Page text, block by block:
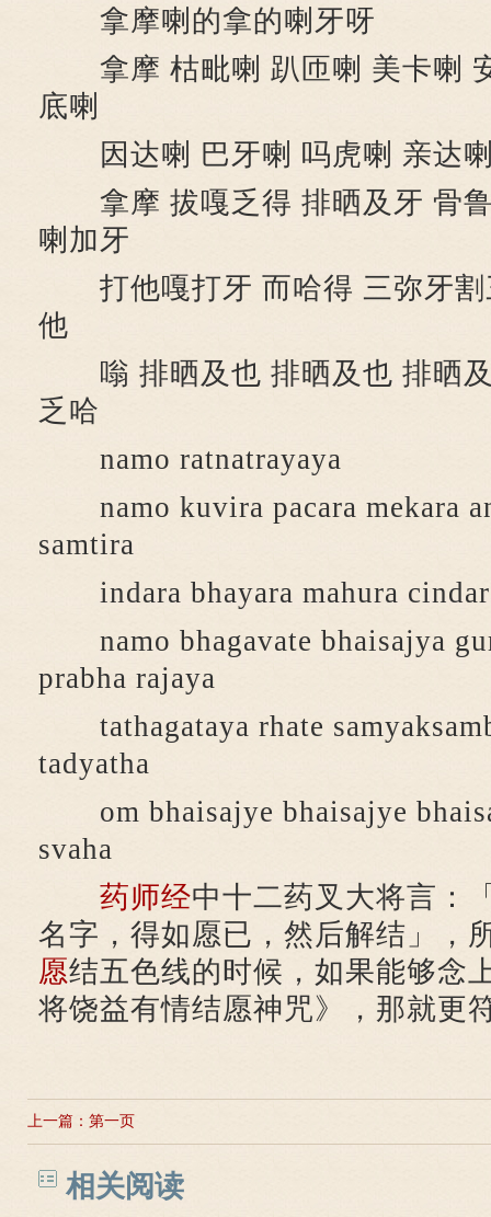
拿摩喇的拿的喇牙呀
拿摩 枯毗喇 趴匝喇 美卡喇
底喇
因达喇 巴牙喇 吗虎喇 亲达喇
拿摩 拔嘎乏得 排晒及牙 骨鲁
喇加牙
打他嘎打牙 而哈得 三弥牙割
他
嗡 排晒及也 排晒及也 排晒及
乏哈
namo ratnatrayaya
namo kuvira pacara mekara
samtira
indara bhayara mahura
namo bhagavate bhaisajya
prabha rajaya
tathagataya rhate
tadyatha
om bhaisajye bhaisajye
svaha
药师经中十二药叉大将言：
名字，得如愿已，然后解结」，
愿结五色线的时候，如果能够念
将饶益有情结愿神咒》，那就更
上一篇： 第一页
相关阅读